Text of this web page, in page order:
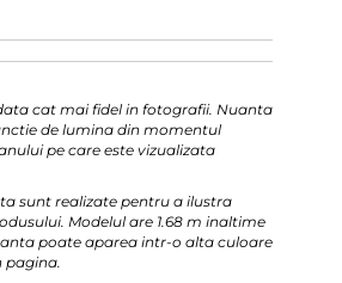
cat mai fidel in fotografii. Nuanta
de lumina din momentul
pe care este vizualizata
sunt realizate pentru a ilustra
Modelul are 1.68 m inaltime
poate aparea intr-o alta culoare
pagina.